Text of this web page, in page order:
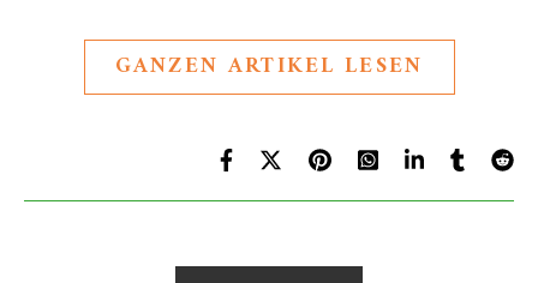
GANZEN ARTIKEL LESEN